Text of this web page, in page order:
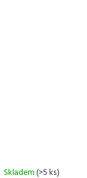
Skladem(>5 ks)